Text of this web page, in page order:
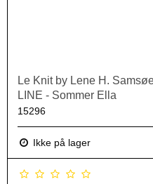
Le Knit by Lene H.
LINE - Sommer Ella
15296
Ikke på lager